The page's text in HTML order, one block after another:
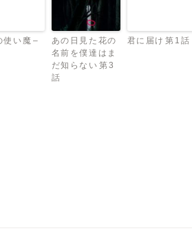
使い魔 –
あの日見た花の
名前を僕達はま
だ知らない 第3
話
君に届け 第1話